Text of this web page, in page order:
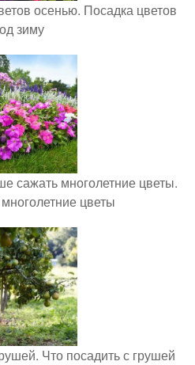
осенью. Посадка цветов
зиму
сажать многолетние цветы.
цветы
Что посадить с грушей